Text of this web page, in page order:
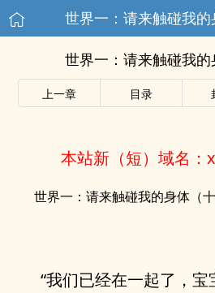
世界一：请来触碰我的
世界一：请来触碰我的
上一章 目录
本站新（短）域名
世界一：请来触碰我的身体（十
“我们已经在一起了，宝